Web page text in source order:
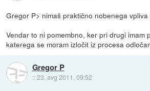
Gregor P> nimaš praktično nobenega
Vendar to ni pomembno, ker pri drugi imam
katerega se moram izločit iz procesa
Gregor P
::23. avg 2011, 09:52